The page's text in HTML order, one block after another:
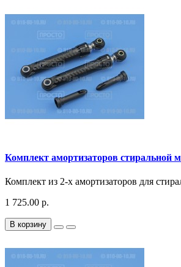
Комплект амортизаторов стиральной
Комплект из 2-х амортизаторов для
1 725.00 р.
В корзину